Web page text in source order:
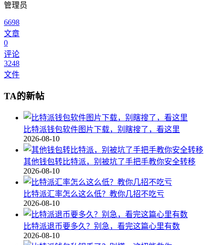
管理员
6698
文章
0
评论
3248
文件
TA的新帖
比特派钱包软件图片下载，别瞎搜了，看这里
2026-08-10
其他钱包转比特派，别被坑了手把手教你安全转移
2026-08-10
比特派汇率怎么这么低？教你几招不吃亏
2026-08-10
比特派退币要多久？别急，看完这篇心里有数
2026-08-10